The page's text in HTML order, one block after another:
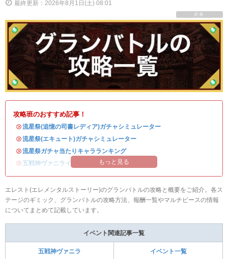
最終更新：2026年8月1日(土) 08:01
PR
攻略班のおすすめ記事！
・流星祭(追憶の司書レディア)ガチャシミュレーター
・流星祭(エキュート)ガチャシミュレーター
・流星祭ガチャ当たりキャラランキング
・ 五戦神ヴァニライベントまとめもっと見る
エレスト(エレメンタルストーリー)のグランバトルの攻略と概要をご紹介。各ス
テージのギミック、グランバトルの攻略方法、報酬一覧やマルチピースの情報
についてまとめて記載しています。
イベント関連記事一覧
五戦神ヴァニラ イベント一覧